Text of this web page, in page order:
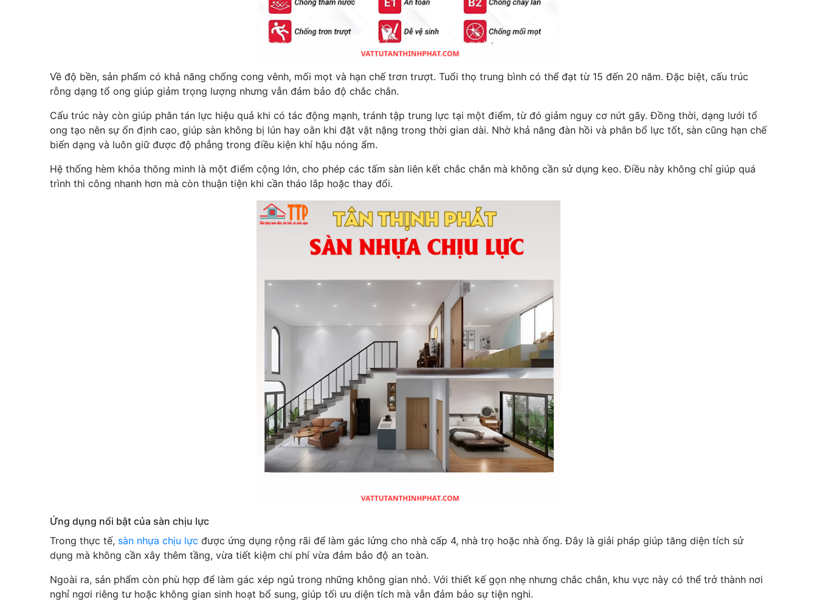
Về độ bền, sản phẩm có khả năng chống cong vênh, mối mọt và hạn chế trơn trượt. Tuổi thọ trung bình có thể đạt từ 15 đến 20 năm. Đặc biệt, cấu trúc
rỗng dạng tổ ong giúp giảm trọng lượng nhưng vẫn đảm bảo độ chắc chắn.
Cấu trúc này còn giúp phân tán lực hiệu quả khi có tác động mạnh, tránh tập trung lực tại một điểm, từ đó giảm nguy cơ nứt gãy. Đồng thời, dạng lưới tổ
ong tạo nên sự ổn định cao, giúp sàn không bị lún hay oằn khi đặt vật nặng trong thời gian dài. Nhờ khả năng đàn hồi và phân bổ lực tốt, sàn cũng hạn chế
biến dạng và luôn giữ được độ phẳng trong điều kiện khí hậu nóng ẩm.
Hệ thống hèm khóa thông minh là một điểm cộng lớn, cho phép các tấm sàn liên kết chắc chắn mà không cần sử dụng keo. Điều này không chỉ giúp quá
trình thi công nhanh hơn mà còn thuận tiện khi cần tháo lắp hoặc thay đổi.
Ứng dụng nổi bật của sàn chịu lực
Trong thực tế, sàn nhựa chịu lực được ứng dụng rộng rãi để làm gác lửng cho nhà cấp 4, nhà trọ hoặc nhà ống. Đây là giải pháp giúp tăng diện tích sử
dụng mà không cần xây thêm tầng, vừa tiết kiệm chi phí vừa đảm bảo độ an toàn.
Ngoài ra, sản phẩm còn phù hợp để làm gác xép ngủ trong những không gian nhỏ. Với thiết kế gọn nhẹ nhưng chắc chắn, khu vực này có thể trở thành nơi
nghỉ ngơi riêng tư hoặc không gian sinh hoạt bổ sung, giúp tối ưu diện tích mà vẫn đảm bảo sự tiện nghi.